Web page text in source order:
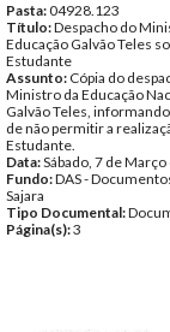
Pasta:04928.123
Título:Despacho do
Educação Galvão Teles
Estudante
Assunto: Cópia do
Ministro da Educação
Galvão Teles,
de não permitir a
Estudante.
Data:Sábado, 7 de
Fundo:DAS -
Sajara
Tipo Documental:
Página(s):3